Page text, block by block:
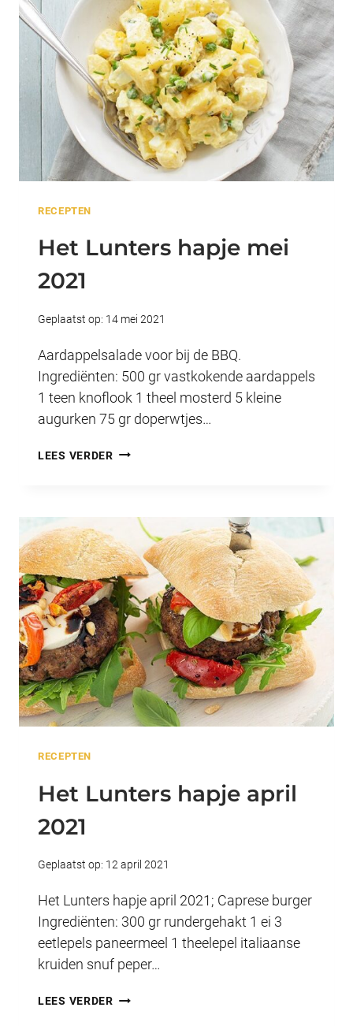
RECEPTEN
Het Lunters hapje mei
2021
Geplaatst op: 14 mei 2021
Aardappelsalade voor bij de BBQ.
Ingrediënten: 500 gr vastkokende aardappels
1 teen knoflook 1 theel mosterd 5 kleine
augurken 75 gr doperwtjes…
LEES VERDERHET
2021
RECEPTEN
Het Lunters hapje april
2021
Geplaatst op: 12 april 2021
Het Lunters hapje april 2021; Caprese burger
Ingrediënten: 300 gr rundergehakt 1 ei 3
eetlepels paneermeel 1 theelepel italiaanse
kruiden snuf peper…
LEES VERDERHET